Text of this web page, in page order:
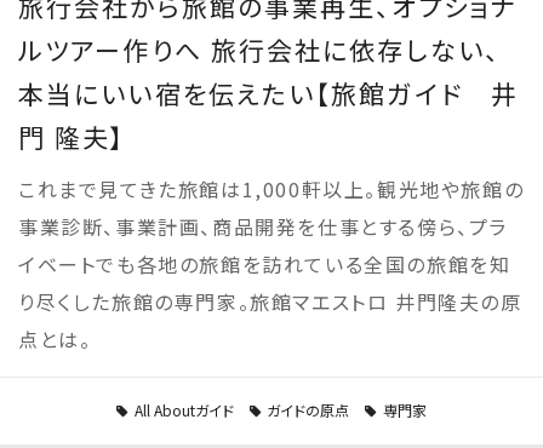
ルツアー作りへ 旅行会社に依存しない、
本当にいい宿を伝えたい【旅館ガイド 井
門 隆夫】
これまで見てきた旅館は1,000軒以上。観光地や旅館の
事業診断、事業計画、商品開発を仕事とする傍ら、プラ
イベートでも各地の旅館を訪れている全国の旅館を知
り尽くした旅館の専門家。旅館マエストロ 井門隆夫の原
点とは。
All Aboutガイド ガイドの原点 専門家